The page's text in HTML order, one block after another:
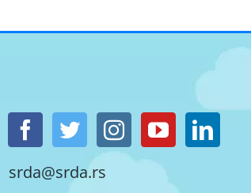
srda@srda.rs